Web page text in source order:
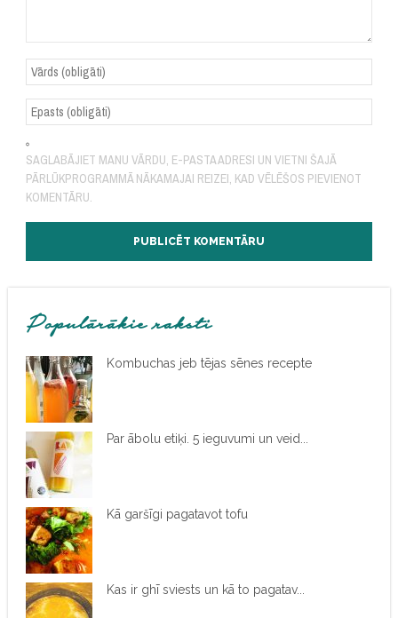
SAGLABĀJIET MANU VĀRDU, E-PASTA ADRESI UN VIETNI ŠAJĀ
PĀRLŪKPROGRAMMĀ NĀKAMAJAI REIZEI, KAD VĒLĒŠOS PIEVIENOT
KOMENTĀRU.
Populārākie raksti
Kombuchas jeb tējas sēnes recepte
Par ābolu etiķi. 5 ieguvumi un veid...
Kā garšīgi pagatavot tofu
Kas ir ghī sviests un kā to pagatav...